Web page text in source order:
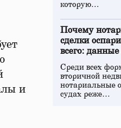
и
которую…
Почему
сделки
всего:
Среди всех
вторичной
нотариальные
судах реже…